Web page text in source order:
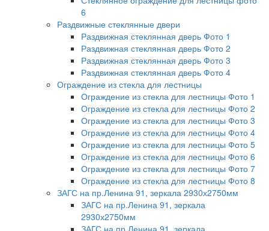
6
Раздвижные стеклянные двери
Раздвижная стеклянная дверь Фото 1
Раздвижная стеклянная дверь Фото 2
Раздвижная стеклянная дверь Фото 3
Раздвижная стеклянная дверь Фото 4
Ограждение из стекла для лестницы
Ограждение из стекла для лестницы Фото 1
Ограждение из стекла для лестницы Фото 2
Ограждение из стекла для лестницы Фото 3
Ограждение из стекла для лестницы Фото 4
Ограждение из стекла для лестницы Фото 5
Ограждение из стекла для лестницы Фото 6
Ограждение из стекла для лестницы Фото 7
Ограждение из стекла для лестницы Фото 8
ЗАГС на пр.Ленина 91, зеркала 2930х2750мм
ЗАГС на пр.Ленина 91, зеркала
2930х2750мм